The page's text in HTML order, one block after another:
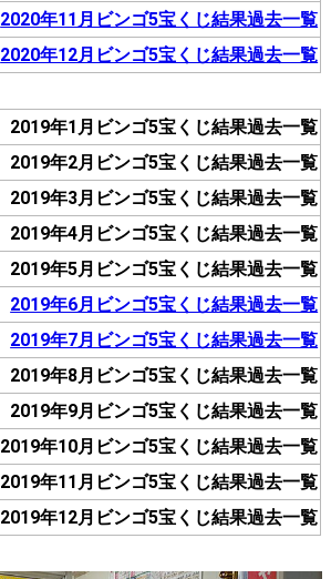
2020年11月ビンゴ5宝くじ結果過去一覧
2020年12月ビンゴ5宝くじ結果過去一覧
2019年1月ビンゴ5宝くじ結果過去一覧
2019年2月ビンゴ5宝くじ結果過去一覧
2019年3月ビンゴ5宝くじ結果過去一覧
2019年4月ビンゴ5宝くじ結果過去一覧
2019年5月ビンゴ5宝くじ結果過去一覧
2019年6月ビンゴ5宝くじ結果過去一覧
2019年7月ビンゴ5宝くじ結果過去一覧
2019年8月ビンゴ5宝くじ結果過去一覧
2019年9月ビンゴ5宝くじ結果過去一覧
2019年10月ビンゴ5宝くじ結果過去一覧
2019年11月ビンゴ5宝くじ結果過去一覧
2019年12月ビンゴ5宝くじ結果過去一覧